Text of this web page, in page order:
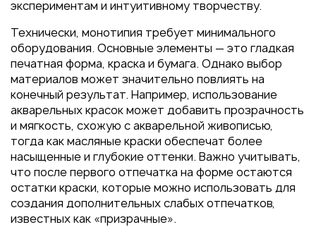
Журналы
Полиграфия для выставок
под ключ
Полиграфия к выборам 2026
экспериментам и интуитивному творчеству.
Технически, монотипия требует минимального
оборудования. Основные элементы — это гладкая
печатная форма, краска и бумага. Однако выбор
материалов может значительно повлиять на
конечный результат. Например, использование
акварельных красок может добавить прозрачность
и мягкость, схожую с акварельной живописью,
тогда как масляные краски обеспечат более
насыщенные и глубокие оттенки. Важно учитывать,
что после первого отпечатка на форме остаются
остатки краски, которые можно использовать для
создания дополнительных слабых отпечатков,
известных как «призрачные».